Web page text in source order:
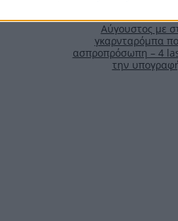
Αύγουστος με
γκαρνταρόμπα
ασπροπρόσωπη – 4
την